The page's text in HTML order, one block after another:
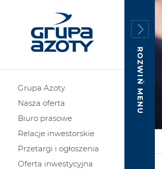
Grupa Azoty
Nasza oferta
Biuro prasowe
Relacje inwestorskie
Przetargi i ogłoszenia
Oferta inwestycyjna
ROZWIŃ MENU